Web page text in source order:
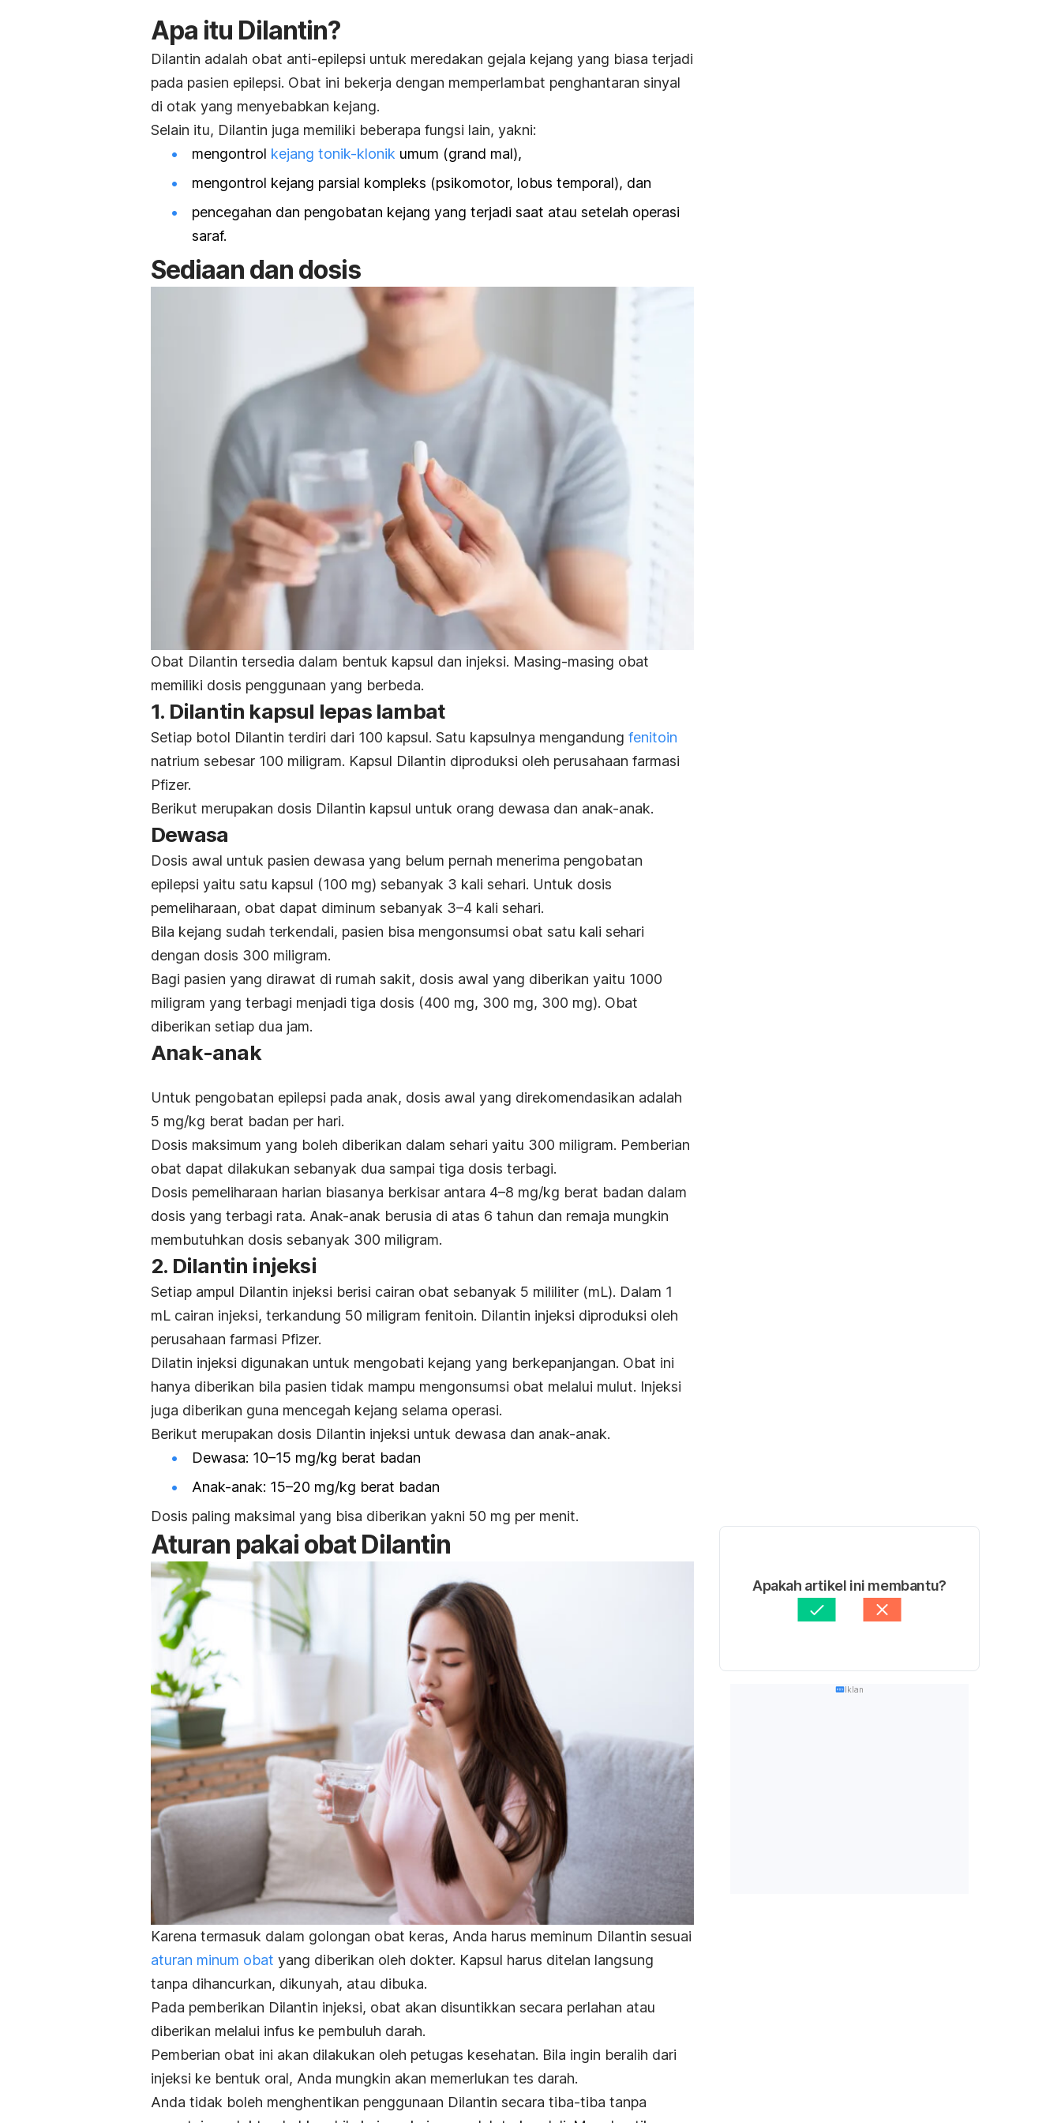
Apa itu Dilantin?
Dilantin adalah obat anti-epilepsi untuk meredakan gejala kejang yang biasa terjadi
pada pasien epilepsi. Obat ini bekerja dengan memperlambat penghantaran sinyal
di otak yang menyebabkan kejang.
Selain itu, Dilantin juga memiliki beberapa fungsi lain, yakni:
mengontrol kejang tonik-klonik umum (grand mal),
mengontrol kejang parsial kompleks (psikomotor, lobus temporal), dan
pencegahan dan pengobatan kejang yang terjadi saat atau setelah operasi
saraf.
Sediaan dan dosis
Obat Dilantin tersedia dalam bentuk kapsul dan injeksi. Masing-masing obat
memiliki dosis penggunaan yang berbeda.
1. Dilantin kapsul lepas lambat
Setiap botol Dilantin terdiri dari 100 kapsul. Satu kapsulnya mengandung fenitoin
natrium sebesar 100 miligram. Kapsul Dilantin diproduksi oleh perusahaan farmasi
Pfizer.
Berikut merupakan dosis Dilantin kapsul untuk orang dewasa dan anak-anak.
Dewasa
Dosis awal untuk pasien dewasa yang belum pernah menerima pengobatan
epilepsi yaitu satu kapsul (100 mg) sebanyak 3 kali sehari. Untuk dosis
pemeliharaan, obat dapat diminum sebanyak 3–4 kali sehari.
Bila kejang sudah terkendali, pasien bisa mengonsumsi obat satu kali sehari
dengan dosis 300 miligram.
Bagi pasien yang dirawat di rumah sakit, dosis awal yang diberikan yaitu 1000
miligram yang terbagi menjadi tiga dosis (400 mg, 300 mg, 300 mg). Obat
diberikan setiap dua jam.
Anak-anak
Untuk pengobatan epilepsi pada anak, dosis awal yang direkomendasikan adalah
5 mg/kg berat badan per hari.
Dosis maksimum yang boleh diberikan dalam sehari yaitu 300 miligram. Pemberian
obat dapat dilakukan sebanyak dua sampai tiga dosis terbagi.
Dosis pemeliharaan harian biasanya berkisar antara 4–8 mg/kg berat badan dalam
dosis yang terbagi rata. Anak-anak berusia di atas 6 tahun dan remaja mungkin
membutuhkan dosis sebanyak 300 miligram.
2. Dilantin injeksi
Setiap ampul Dilantin injeksi berisi cairan obat sebanyak 5 mililiter (mL). Dalam 1
mL cairan injeksi, terkandung 50 miligram fenitoin. Dilantin injeksi diproduksi oleh
perusahaan farmasi Pfizer.
Dilatin injeksi digunakan untuk mengobati kejang yang berkepanjangan. Obat ini
hanya diberikan bila pasien tidak mampu mengonsumsi obat melalui mulut. Injeksi
juga diberikan guna mencegah kejang selama operasi.
Berikut merupakan dosis Dilantin injeksi untuk dewasa dan anak-anak.
Dewasa: 10–15 mg/kg berat badan
Anak-anak: 15–20 mg/kg berat badan
Dosis paling maksimal yang bisa diberikan yakni 50 mg per menit.
Aturan pakai obat Dilantin
Karena termasuk dalam golongan obat keras, Anda harus meminum Dilantin sesuai
aturan minum obat yang diberikan oleh dokter. Kapsul harus ditelan langsung
tanpa dihancurkan, dikunyah, atau dibuka.
Pada pemberikan Dilantin injeksi, obat akan disuntikkan secara perlahan atau
diberikan melalui infus ke pembuluh darah.
Pemberian obat ini akan dilakukan oleh petugas kesehatan. Bila ingin beralih dari
injeksi ke bentuk oral, Anda mungkin akan memerlukan tes darah.
Anda tidak boleh menghentikan penggunaan Dilantin secara tiba-tiba tanpa
Apakah artikel ini membantu?
Iklan